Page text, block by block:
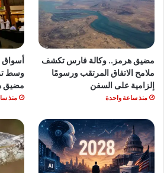
مضيق هرمز.. وكالة فارس تكشف
ملامح الاتفاق المرتقب ورسومًا
إلزامية على السفن
منذ ساعة واحدة
أسواق
وسط
مضيق
منذ